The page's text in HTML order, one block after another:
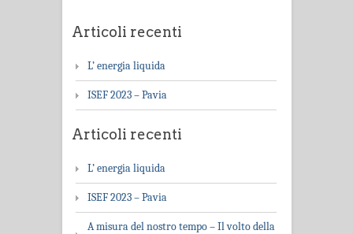
Articoli recenti
L’ energia liquida
ISEF 2023 – Pavia
Articoli recenti
L’ energia liquida
ISEF 2023 – Pavia
A misura del nostro tempo – Il volto della